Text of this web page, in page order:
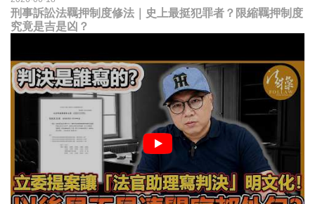
刑事訴訟法羈押制度修法｜史上最挺犯罪者？限縮羈押制度
究竟是吉是凶？